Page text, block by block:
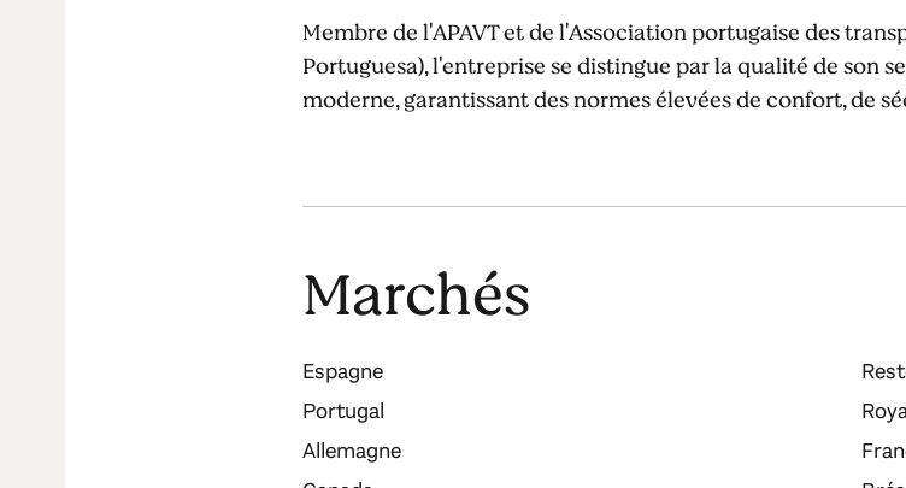
Membre de l'APAVT et de l'Association portugaise des
Portuguesa), l'entreprise se distingue par la qualité de son
moderne, garantissant des normes élevées de confort, de
Marchés
Espagne
Portugal
Allemagne